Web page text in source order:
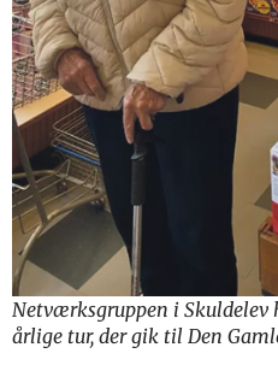
Netværksgruppen i Skuldelev
årlige tur, der gik til Den